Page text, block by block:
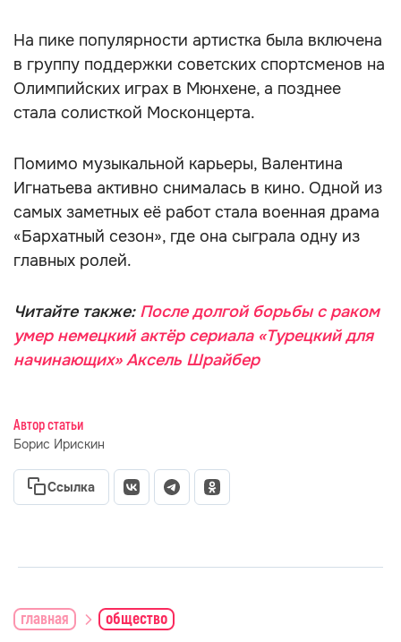
На пике популярности артистка была включена
в группу поддержки советских спортсменов на
Олимпийских играх в Мюнхене, а позднее
стала солисткой Москонцерта.
Помимо музыкальной карьеры, Валентина
Игнатьева активно снималась в кино. Одной из
самых заметных её работ стала военная драма
«Бархатный сезон», где она сыграла одну из
главных ролей.
Читайте также: После долгой борьбы с раком
умер немецкий актёр сериала «Турецкий для
начинающих» Аксель Шрайбер
Автор статьи
Борис Ирискин
Ссылка
главная общество